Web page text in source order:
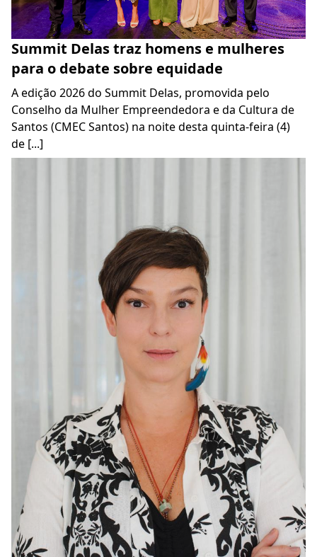
Summit Delas traz homens e mulheres
para o debate sobre equidade
A edição 2026 do Summit Delas, promovida pelo
Conselho da Mulher Empreendedora e da Cultura de
Santos (CMEC Santos) na noite desta quinta-feira (4)
de [...]